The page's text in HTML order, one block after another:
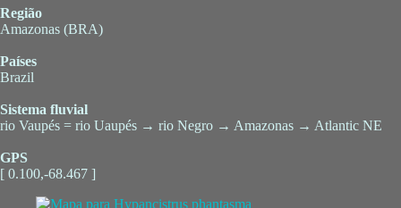
Região
Amazonas (BRA)
Países
Brazil
Sistema fluvial
rio Vaupés = rio Uaupés → rio Negro → Amazonas → Atlantic NE
GPS
[ 0.100,-68.467 ]